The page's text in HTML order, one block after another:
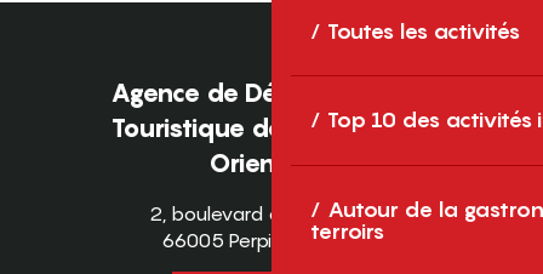
Toutes les activités
Top 10 des activités
Autour de la
terroirs
Agence de Développement
Touristique des Pyrénées-
Orientales
2, boulevard des Pyrénées
66005 Perpignan Cedex